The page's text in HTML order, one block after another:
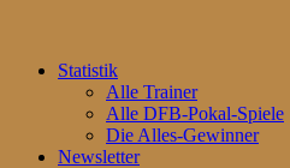
Statistik
Alle Trainer
Alle DFB-Pokal-Spiele
Die Alles-Gewinner
Newsletter